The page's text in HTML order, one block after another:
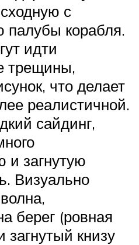
с
палубы корабля.
идти
трещины,
что делает
реалистичной.
сайдинг,
загнутую
Визуально
берег (ровная
загнутый книзу